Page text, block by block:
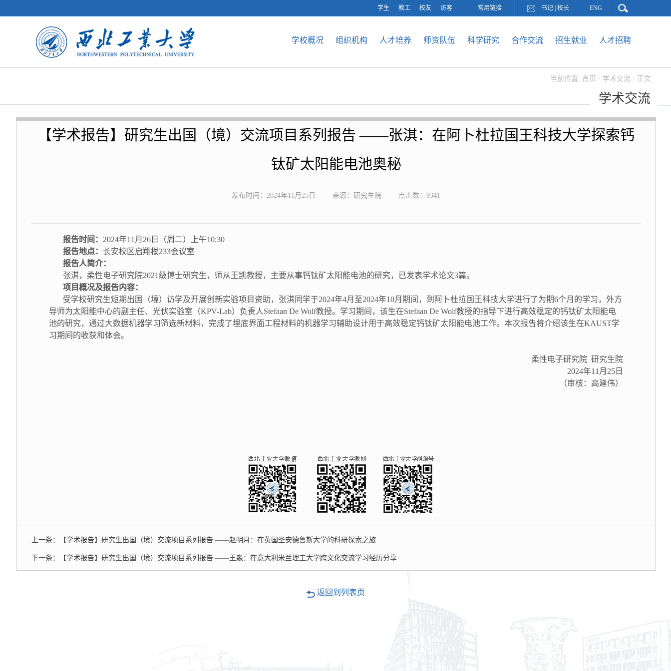
学生 教工 校友 访客 常用链接 书记 校长 ENG
学校概况 组织机构 人才培养 师资队伍 科学研究 合作交流 招生就业 人才招聘
当前位置: 首页 · 学术交流 · 正文
学术交流
【学术报告】研究生出国（境）交流项目系列报告 ——张淇：在阿卜杜拉国王科技大学探索钙
钛矿太阳能电池奥秘
发布时间：2024年11月25日 来源：研究生院 点击数： 9341
报告时间： 2024年11月26日（周二）上午10:30
报告地点： 长安校区启翔楼233会议室
报告人简介：
张淇，柔性电子研究院2021级博士研究生，师从王凯教授，主要从事钙钛矿太阳能电池的研究，已发表学术论文3篇。
项目概况及报告内容：
受学校研究生短期出国（境）访学及开展创新实验项目资助，张淇同学于2024年4月至2024年10月期间，到阿卜杜拉国王科技大学进行了为期6个月的学习，外方
导师为太阳能中心的副主任、光伏实验室（KPV-Lab）负责人Stefaan De Wolf教授。学习期间，该生在Stefaan De Wolf教授的指导下进行高效稳定的钙钛矿太阳能电
池的研究，通过大数据机器学习筛选新材料，完成了埋底界面工程材料的机器学习辅助设计用于高效稳定钙钛矿太阳能电池工作。本次报告将介绍该生在KAUST学
习期间的收获和体会。
柔性电子研究院 研究生院
2024年11月25日
（审核：高建伟）
上一条： 【学术报告】研究生出国（境）交流项目系列报告 ——赵明月：在英国圣安德鲁斯大学的科研探索之旅
下一条： 【学术报告】研究生出国（境）交流项目系列报告 ——王淼：在意大利米兰理工大学跨文化交流学习经历分享
返回到列表页